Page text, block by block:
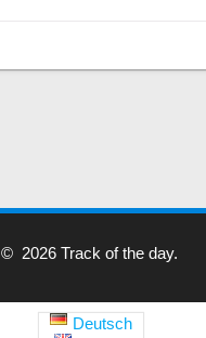
© 2026 Track of the day.
Deutsch